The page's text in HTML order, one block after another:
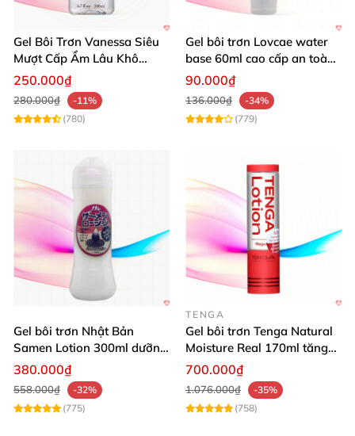
SVAKOM Vietnam xin chân thành cảm ơn quý khách
và nhiệt tình ủng hộ sản phẩm
SVAKOM chính hãng, chất lượng caocủa chúng tôi
trong suốt nhiều năm qua!
Hotline / Zalo tư vấn và đặt hàng:0938411000
Gel Bôi Trơn Vanessa Siêu
Mượt Cấp Ẩm Lâu Khô
200ml Nhật Bản
250.000₫
280.000₫
-11%
(780)
Gel bôi trơn Lovcae water
base 60ml cao cấp an toàn
dễ chịu
90.000₫
136.000₫
-34%
(779)
Gel bôi trơn Nhật Bản
Samen Lotion 300ml dưỡng
ẩm tăng khoái cảm
380.000₫
558.000₫
-32%
(775)
TENGA
Gel bôi trơn Tenga Natural
Moisture Real 170ml tăng
khoái cảm
700.000₫
1.076.000₫
-35%
(758)